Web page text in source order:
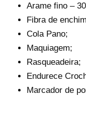
Arame fino –
Fibra de
Cola Pano;
Maquiagem;
Rasqueadeira;
Endurece
Marcador de